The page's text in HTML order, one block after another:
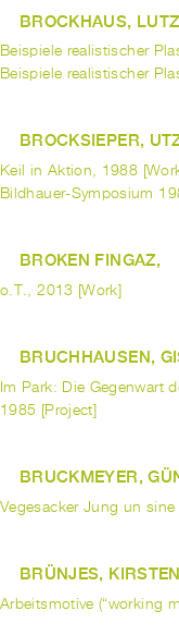
BROCKHAUS, LUTZ
Beispiele realistischer
Beispiele realistischer
BROCKSIEPER,
Keil in Aktion, 1988
Bildhauer-Symposium
BROKEN FINGAZ,
o.T., 2013 [Work]
BRUCHHAUSEN,
Im Park: Die Gegenwart
1985 [Project]
BRUCKMEYER,
Vegesacker Jung un
BRÜNJES, KIRSTEN
Arbeitsmotive (“working